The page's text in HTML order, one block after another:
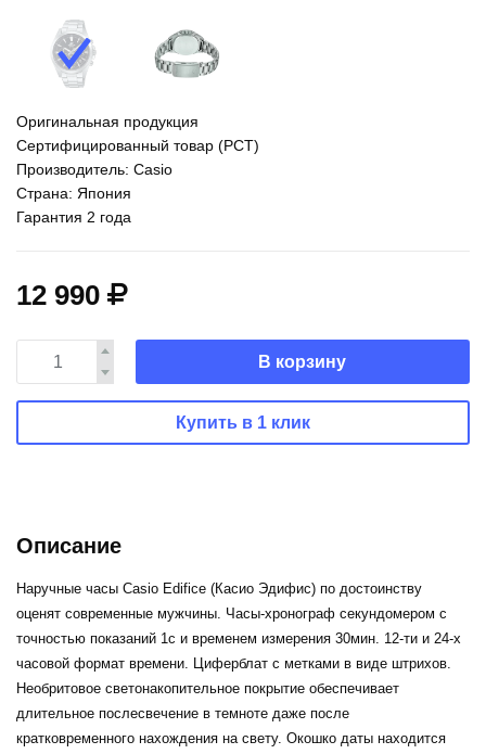
Оригинальная продукция
Сертифицированный товар (РСТ)
Производитель: Casio
Страна: Япония
Гарантия 2 года
12 990
В корзину
Купить в 1 клик
Описание
Наручные часы Casio Edifice (Касио Эдифис) по достоинству
оценят современные мужчины. Часы-хронограф секундомером с
точностью показаний 1с и временем измерения 30мин. 12-ти и 24-х
часовой формат времени. Циферблат с метками в виде штрихов.
Необритовое светонакопительное покрытие обеспечивает
длительное послесвечение в темноте даже после
кратковременного нахождения на свету. Окошко даты находится